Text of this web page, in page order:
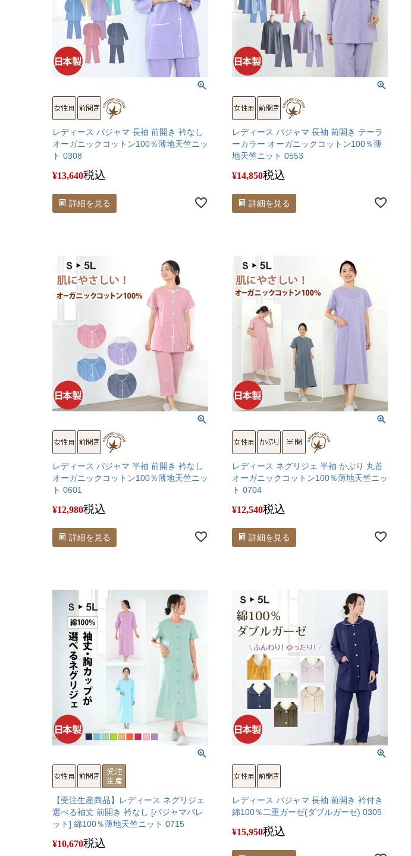
レディース パジャマ 長袖 前開き 衿なし
オーガニックコットン100％薄地天竺ニッ
ト 0308
¥13,640税込
詳細を見る
レディース パジャマ 長袖 前開き テーラ
ーカラー オーガニックコットン100％薄
地天竺ニット 0553
¥14,850税込
詳細を見る
レディース パジャマ 半袖 前開き 衿なし
オーガニックコットン100％薄地天竺ニッ
ト 0601
¥12,980税込
詳細を見る
レディース ネグリジェ 半袖 かぶり 丸首
オーガニックコットン100％薄地天竺ニッ
ト 0704
¥12,540税込
詳細を見る
【受注生産商品】レディース ネグリジェ
選べる袖丈 前開き 衿なし [パジャマパレ
ット] 綿100％薄地天竺ニット 0715
¥10,670税込
レディース パジャマ 長袖 前開き 衿付き
綿100％二重ガーゼ(ダブルガーゼ) 0305
¥15,950税込